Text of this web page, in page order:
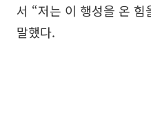
서 “저는 이 행성을 온
말했다.